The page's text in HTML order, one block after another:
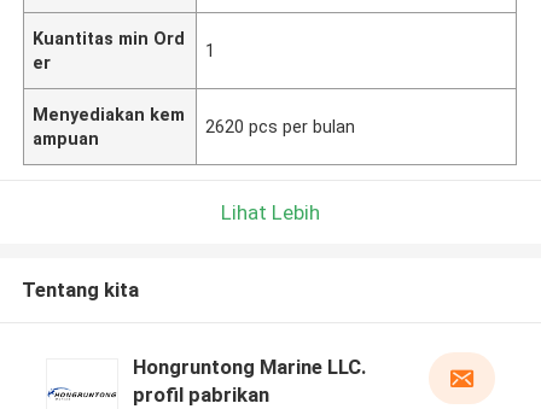
Kuantitas min Ord
er
1
Menyediakan kem
ampuan
2620 pcs per bulan
Lihat Lebih
Tentang kita
Hongruntong Marine LLC.
profil pabrikan